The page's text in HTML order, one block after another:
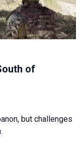
of
but challenges